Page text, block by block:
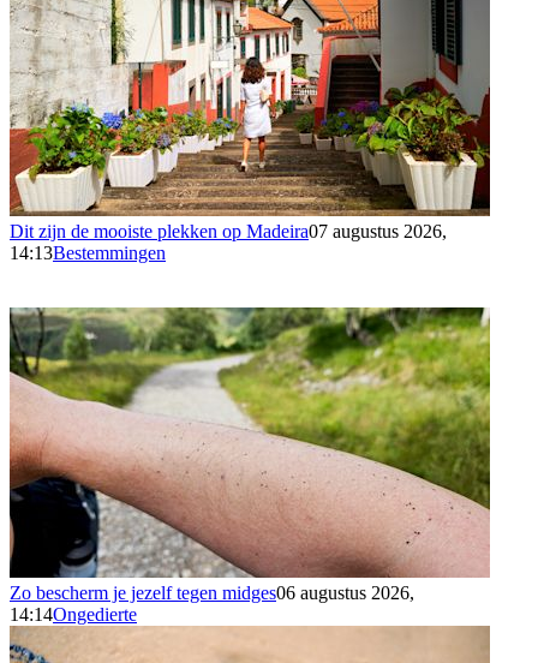
Dit zijn de mooiste plekken op Madeira07 augustus 2026,
14:13Bestemmingen
Zo bescherm je jezelf tegen midges06 augustus 2026,
14:14Ongedierte